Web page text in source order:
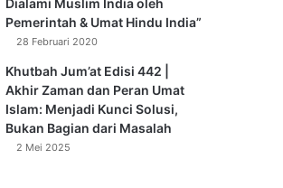
Dialami Muslim India oleh
Pemerintah & Umat Hindu India”
28 Februari 2020
Khutbah Jum’at Edisi 442 |
Akhir Zaman dan Peran Umat
Islam: Menjadi Kunci Solusi,
Bukan Bagian dari Masalah
2 Mei 2025